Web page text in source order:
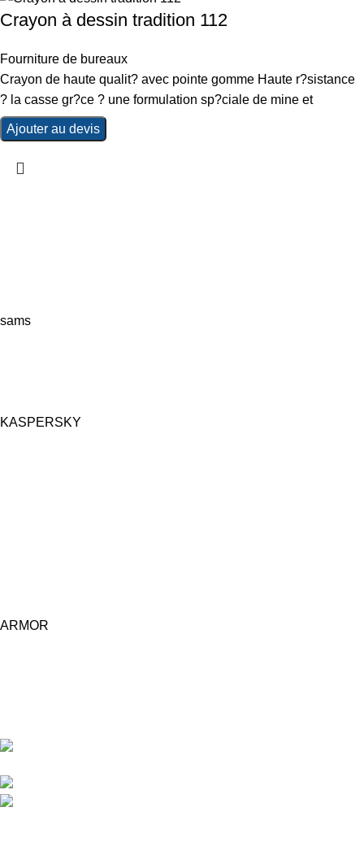
Crayon à dessin tradition 112
Fourniture de bureaux
Crayon de haute qualit? avec pointe gomme Haute r?sistance
? la casse gr?ce ? une formulation sp?ciale de mine et
Ajouter au devis
sams
KASPERSKY
ARMOR